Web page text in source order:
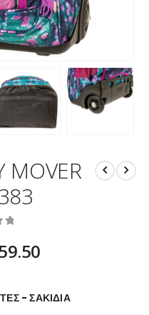
MOVER
Current
€59.50.
- ΣΑΚΙΔΙΑ